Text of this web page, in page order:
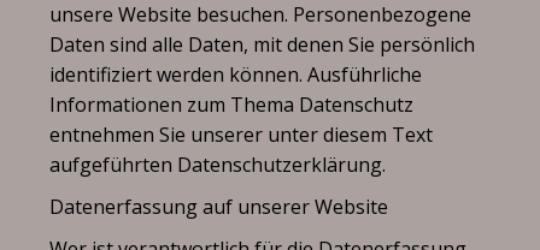
unsere Website besuchen. Personenbezogene
Daten sind alle Daten, mit denen Sie persönlich
identifiziert werden können. Ausführliche
Informationen zum Thema Datenschutz
entnehmen Sie unserer unter diesem Text
aufgeführten Datenschutzerklärung.
Datenerfassung auf unserer Website